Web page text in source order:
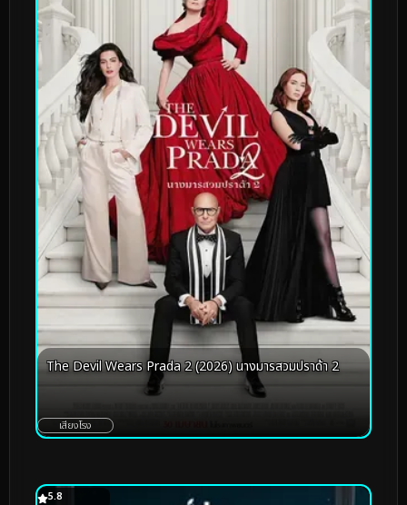
The Devil Wears Prada 2 (2026) นางมารสวมปราด้า 2
เสียงโรง
5.8